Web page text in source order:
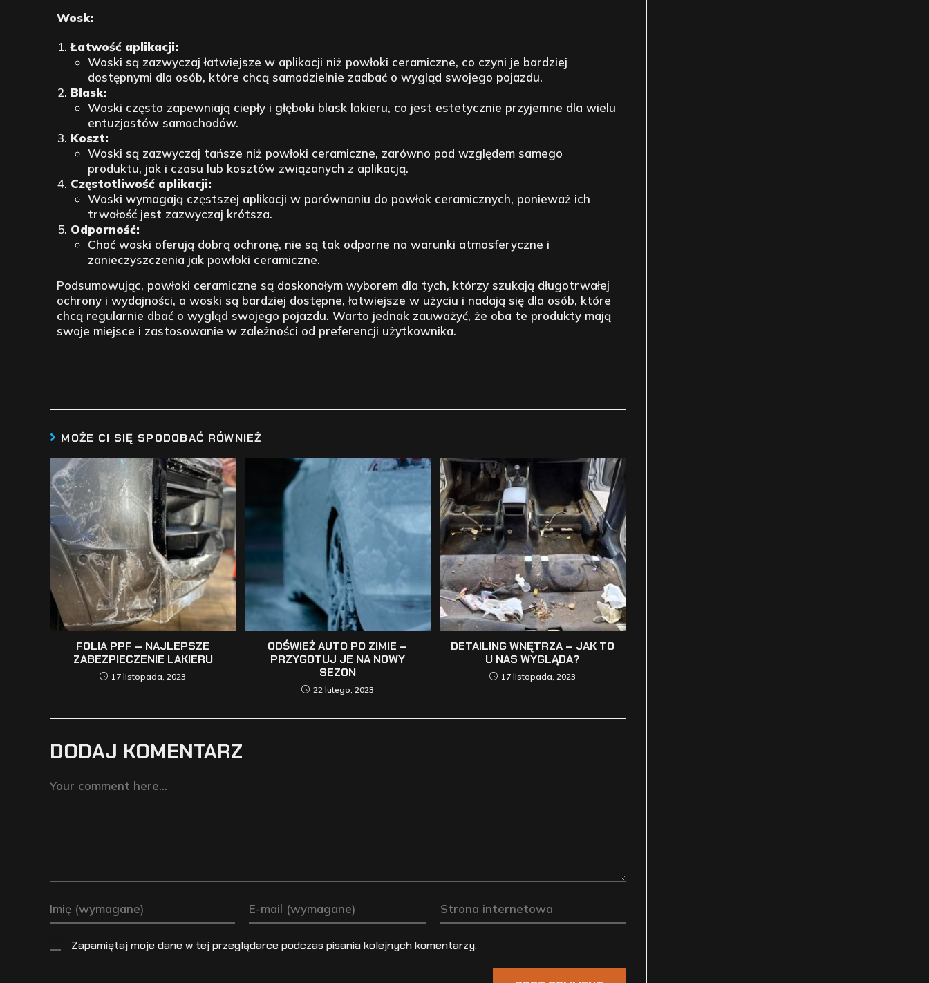
Wosk:
Łatwość aplikacji:
Woski są zazwyczaj łatwiejsze w aplikacji niż powłoki ceramiczne, co czyni je bardziej
dostępnymi dla osób, które chcą samodzielnie zadbać o wygląd swojego pojazdu.
Blask:
Woski często zapewniają ciepły i głęboki blask lakieru, co jest estetycznie przyjemne dla wielu
entuzjastów samochodów.
Koszt:
Woski są zazwyczaj tańsze niż powłoki ceramiczne, zarówno pod względem samego
produktu, jak i czasu lub kosztów związanych z aplikacją.
Częstotliwość aplikacji:
Woski wymagają częstszej aplikacji w porównaniu do powłok ceramicznych, ponieważ ich
trwałość jest zazwyczaj krótsza.
Odporność:
Choć woski oferują dobrą ochronę, nie są tak odporne na warunki atmosferyczne i
zanieczyszczenia jak powłoki ceramiczne.
Podsumowując, powłoki ceramiczne są doskonałym wyborem dla tych, którzy szukają długotrwałej
ochrony i wydajności, a woski są bardziej dostępne, łatwiejsze w użyciu i nadają się dla osób, które
chcą regularnie dbać o wygląd swojego pojazdu. Warto jednak zauważyć, że oba te produkty mają
swoje miejsce i zastosowanie w zależności od preferencji użytkownika.
MOŻE CI SIĘ SPODOBAĆ RÓWNIEŻ
FOLIA PPF – NAJLEPSZE
ZABEZPIECZENIE LAKIERU
17 listopada, 2023
ODŚWIEŻ AUTO PO ZIMIE –
PRZYGOTUJ JE NA NOWY
SEZON
22 lutego, 2023
DETAILING WNĘTRZA – JAK TO
U NAS WYGLĄDA?
17 listopada, 2023
DODAJ KOMENTARZ
Zapamiętaj moje dane w tej przeglądarce podczas pisania kolejnych komentarzy.